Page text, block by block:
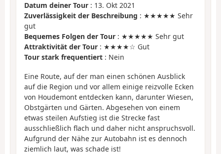
Datum deiner Tour : 13. Okt 2021
Zuverlässigkeit der Beschreibung : ★★★★★ Sehr
gut
Bequemes Folgen der Tour : ★★★★★ Sehr gut
Attraktivität der Tour : ★★★★☆ Gut
Tour stark frequentiert : Nein
Eine Route, auf der man einen schönen Ausblick
auf die Region und vor allem einige reizvolle Ecken
von Houdemont entdecken kann, darunter Wiesen,
Obstgärten und Gärten. Abgesehen von einem
etwas steilen Aufstieg ist die Strecke fast
ausschließlich flach und daher nicht anspruchsvoll.
Aufgrund der Nähe zur Autobahn ist es dennoch
ziemlich laut, was schade ist!